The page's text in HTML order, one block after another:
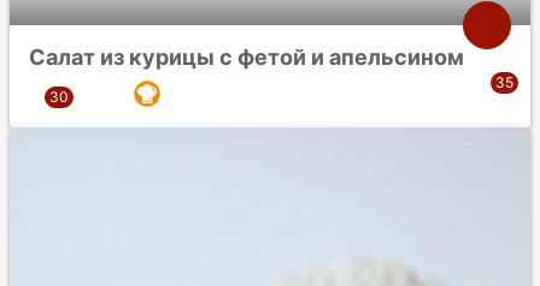
Салат из курицы с фетой и апельсином